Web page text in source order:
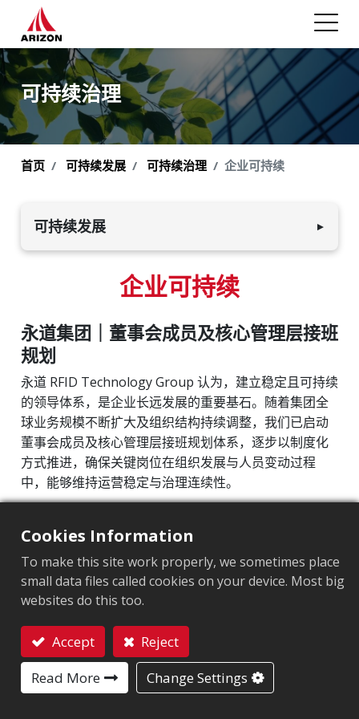
可持续治理
首页 可持续发展 可持续治理 企业可持续
可持续发展 ▼
可持续治理
ESG组织
可持续发展推动计划
企业可持续
风险管理
信息安全管理
供应链管理
产品可持续
高阶主管薪酬制度
提升企业价值计划
个人信息保护与隐私管理政策
利益相关方
企业可持续
永道集团｜董事会成员及核心管理层接班
规划
永道 RFID Technology Group 认为，建立稳定且可持续
的领导体系，是企业长远发展的重要基石。随着集团全
球业务规模不断扩大及组织结构持续调整，我们已启动
董事会成员及核心管理层接班规划体系，逐步以制度化
方式推进，确保关键岗位在组织发展与人员变动过程
中，能够维持运营稳定与治理连续性。
董事会接班规划
本公司董事会成员系由主要股东提名，并经股东会选任
组成，董事成员须具备企业经营管理、财务、法律或相
关产业经验等专业背景，以确保董事会具备有效决策与
本公司已建立明确之董事资格标准及接班条件，于董事
改选或增补时，将依据相关标准审慎评估潜在人选，以
确保董事会成员兼具专业能力、多元视角与健全治理素
Cookies Information
To make this site work properly, we sometimes place
small data files called cookies on your device. Most big
websites do this too.
Accept
Reject
Read More
Change Settings